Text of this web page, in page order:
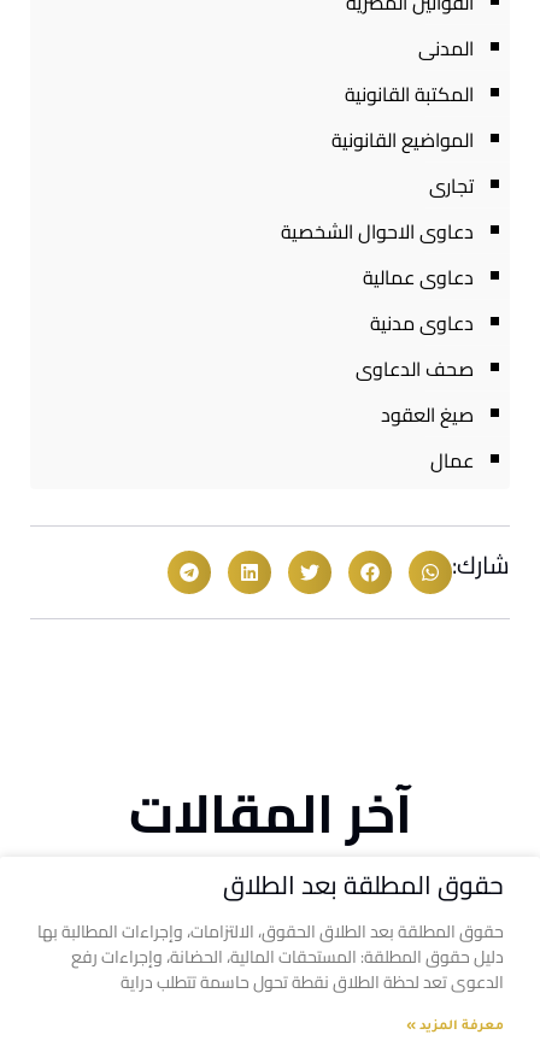
المدنى
المكتبة القانونية
المواضيع القانونية
تجارى
دعاوى الاحوال الشخصية
دعاوى عمالية
دعاوى مدنية
صحف الدعاوى
صيغ العقود
عمال
شارك:
آخر المقالات
حقوق المطلقة بعد الطلاق
حقوق المطلقة بعد الطلاق الحقوق، الالتزامات، وإجراءات المطالبة بها
دليل حقوق المطلقة: المستحقات المالية، الحضانة، وإجراءات رفع
الدعوى تعد لحظة الطلاق نقطة تحول حاسمة تتطلب دراية
معرفة المزيد »